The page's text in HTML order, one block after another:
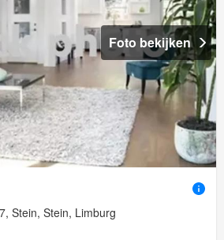
Foto bekijken
Stein, Stein, Limburg